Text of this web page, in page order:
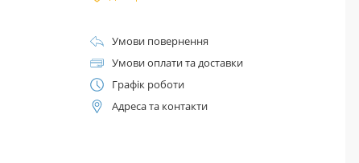
Умови повернення
Умови оплати та доставки
Графік роботи
Адреса та контакти